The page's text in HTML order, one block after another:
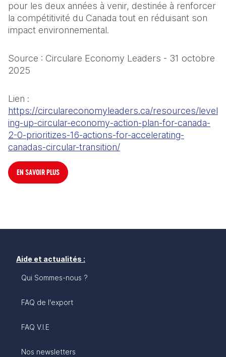
pour les deux années à venir, destinée à renforcer
la compétitivité du Canada tout en réduisant son
impact environnemental.
Source : Circulare Economy Leaders - 31 octobre
2025
https://circulareconomyleaders.ca/resources/level
ing-up-circular-economy-action-plan-for-canada-
2-0-prioritizes-16-actions-for-accelerating-
canadas-circular-transition/
EN SAVOIR PLUS
Aide et actualités :
Qui Sommes-nous ?
FAQ de l'export
FAQ V.I.E
Nos newsletters